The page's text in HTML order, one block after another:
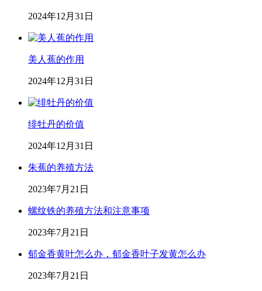
2024年12月31日
美人蕉的作用
2024年12月31日
绯牡丹的价值
2024年12月31日
朱蕉的养殖方法
2023年7月21日
螺纹铁的养殖方法和注意事项
2023年7月21日
郁金香黄叶怎么办，郁金香叶子发黄怎么办
2023年7月21日